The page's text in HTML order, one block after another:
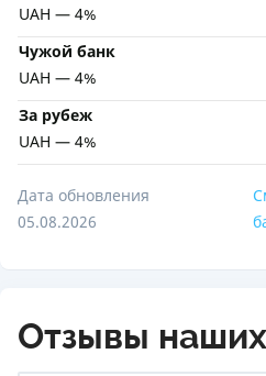
UAH — 4%
Чужой банк
UAH — 4%
За рубеж
UAH — 4%
Дата обновления
05.08.2026
Отзывы